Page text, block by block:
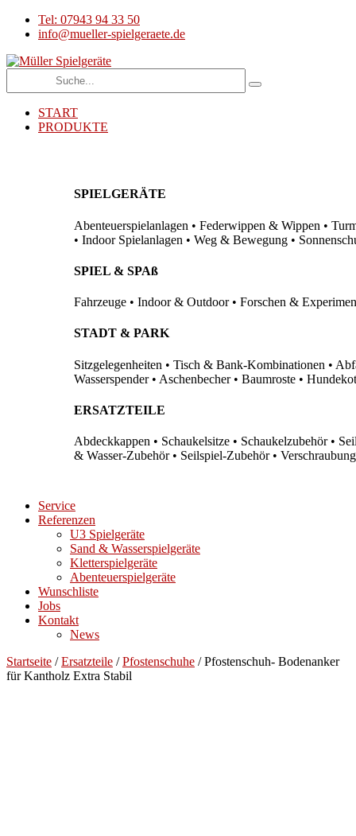
Tel: 07943 94 33 50
info@mueller-spielgeraete.de
START
PRODUKTE
SPIELGERÄTE
Abenteuerspielanlagen • Federwippen & Wippen •
• Indoor Spielanlagen • Weg & Bewegung •
SPIEL & SPAß
Fahrzeuge • Indoor & Outdoor • Forschen &
STADT & PARK
Sitzgelegenheiten • Tisch & Bank-Kombinationen •
Wasserspender • Aschenbecher • Baumroste •
ERSATZTEILE
Abdeckkappen • Schaukelsitze • Schaukelzubehör •
& Wasser-Zubehör • Seilspiel-Zubehör •
Service
Referenzen
U3 Spielgeräte
Sand & Wasserspielgeräte
Kletterspielgeräte
Abenteuerspielgeräte
Wunschliste
Jobs
Kontakt
News
Startseite /Ersatzteile /Pfostenschuhe / Pfostenschuh- Bodenanker
für Kantholz Extra Stabil